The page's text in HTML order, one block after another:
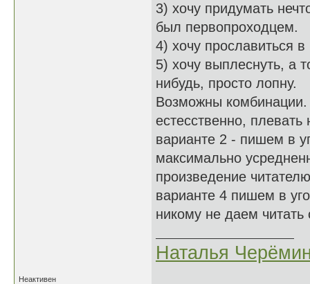
3) хочу придумать
был первопроходцем.
4) хочу прославиться
5) хочу выплеснуть, а
нибудь, просто лопну.
Возможны
естесственно,
варианте 2 - пишем в
максимально
произведение
варианте 4 пишем в
никому не даем
Наталья
Неактивен